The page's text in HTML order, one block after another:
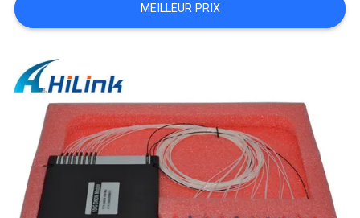
NOUVELLES
LES
AFFAIRES
DEMANDEZ
UN DEVIS
MEILLEUR PRIX